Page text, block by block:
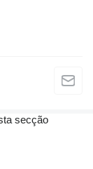
secção